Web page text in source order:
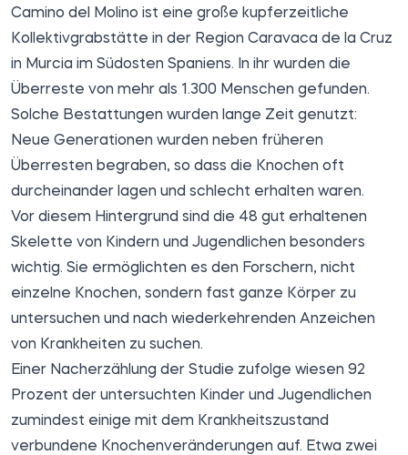
Camino del Molino ist eine große kupferzeitliche
Kollektivgrabstätte in der Region Caravaca de la Cruz
in Murcia im Südosten Spaniens. In ihr wurden die
Überreste von mehr als 1.300 Menschen gefunden.
Solche Bestattungen wurden lange Zeit genutzt:
Neue Generationen wurden neben früheren
Überresten begraben, so dass die Knochen oft
durcheinander lagen und schlecht erhalten waren.
Vor diesem Hintergrund sind die 48 gut erhaltenen
Skelette von Kindern und Jugendlichen besonders
wichtig. Sie ermöglichten es den Forschern, nicht
einzelne Knochen, sondern fast ganze Körper zu
untersuchen und nach wiederkehrenden Anzeichen
von Krankheiten zu suchen.
Einer Nacherzählung der Studie zufolge wiesen 92
Prozent der untersuchten Kinder und Jugendlichen
zumindest einige mit dem Krankheitszustand
verbundene Knochenveränderungen auf. Etwa zwei